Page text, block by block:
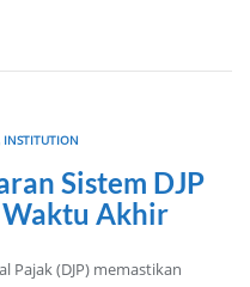
INSTITUTION
Sistem DJP
Waktu Akhir
Pajak (DJP) memastikan